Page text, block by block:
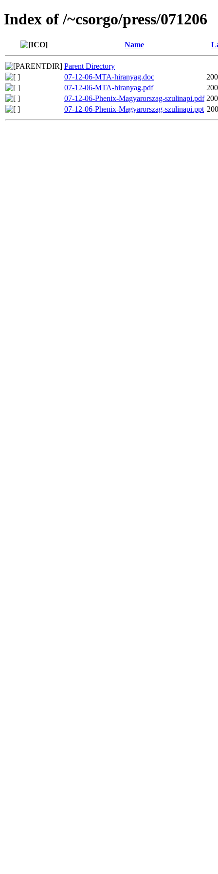
Index of /~csorgo/press/071206
Name
Parent Directory
07-12-06-MTA-hiranyag.doc
07-12-06-MTA-hiranyag.pdf
07-12-06-Phenix-Magyarorszag-szulinapi.pdf
07-12-06-Phenix-Magyarorszag-szulinapi.ppt